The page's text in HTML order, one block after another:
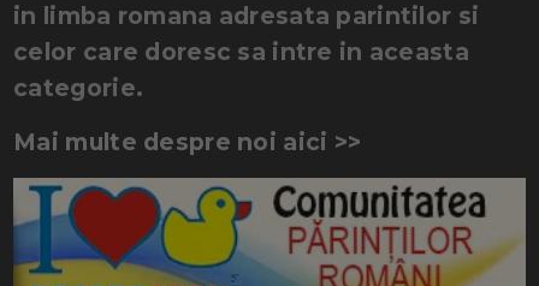
in limba romana adresata parintilor si
celor care doresc sa intre in aceasta
categorie.
Mai multe despre noi aici >>